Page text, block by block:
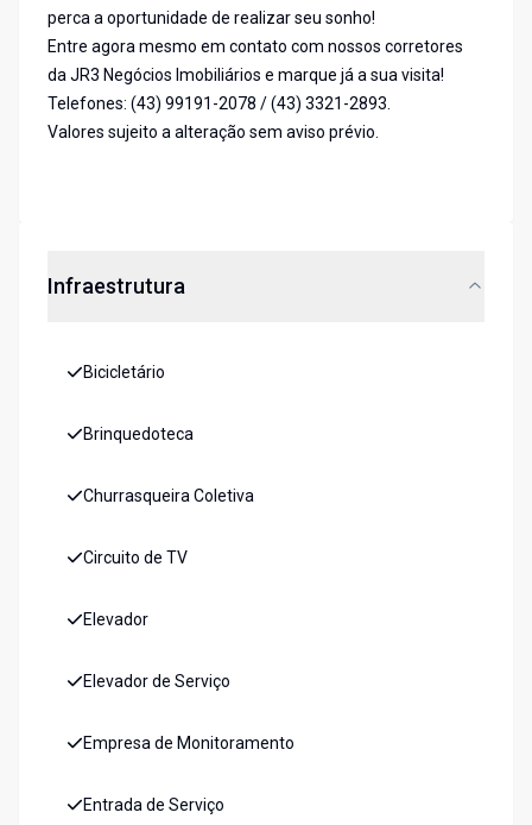
perca a oportunidade de realizar seu sonho!
Entre agora mesmo em contato com nossos corretores
da JR3 Negócios Imobiliários e marque já a sua visita!
Telefones: (43) 99191-2078 / (43) 3321-2893.
Valores sujeito a alteração sem aviso prévio.
Infraestrutura
Bicicletário
Brinquedoteca
Churrasqueira Coletiva
Circuito de TV
Elevador
Elevador de Serviço
Empresa de Monitoramento
Entrada de Serviço